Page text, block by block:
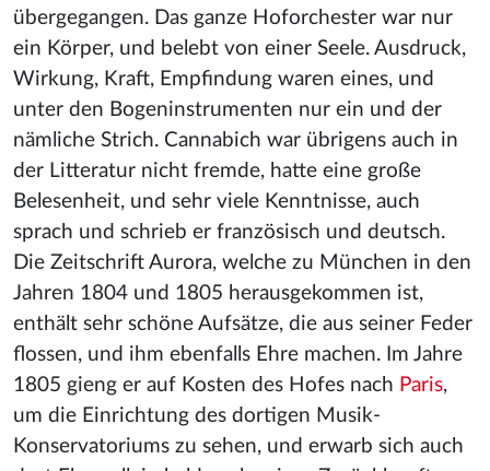
übergegangen. Das ganze Hoforchester war nur
ein Körper, und belebt von einer Seele. Ausdruck,
Wirkung, Kraft, Empfindung waren eines, und
unter den Bogeninstrumenten nur ein und der
nämliche Strich. Cannabich war übrigens auch in
der Litteratur nicht fremde, hatte eine große
Belesenheit, und sehr viele Kenntnisse, auch
sprach und schrieb er französisch und deutsch.
Die Zeitschrift Aurora, welche zu München in den
Jahren 1804 und 1805 herausgekommen ist,
enthält sehr schöne Aufsätze, die aus seiner Feder
flossen, und ihm ebenfalls Ehre machen. Im Jahre
1805 gieng er auf Kosten des Hofes nach Paris,
um die Einrichtung des dortigen Musik-
Konservatoriums zu sehen, und erwarb sich auch